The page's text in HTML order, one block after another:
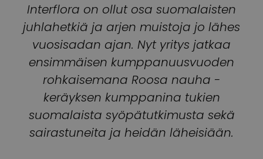
Interflora on ollut osa suomalaisten
juhlahetkiä ja arjen muistoja jo lähes
vuosisadan ajan. Nyt yritys jatkaa
ensimmäisen kumppanuusvuoden
rohkaisemana Roosa nauha -
keräyksen kumppanina tukien
suomalaista syöpätutkimusta sekä
sairastuneita ja heidän läheisiään.